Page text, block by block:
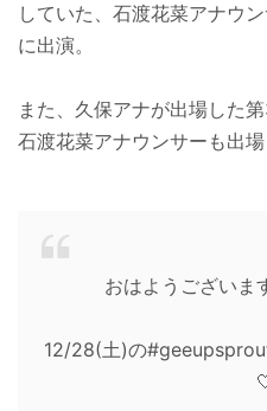
していた、石渡花菜アナウ
に出演。
また、久保アナが出場した
石渡花菜アナウンサーも出場
おはようございま
12/28(土)の